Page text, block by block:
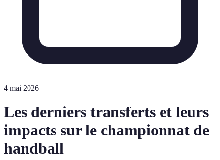
4 mai 2026
Les derniers transferts et leurs
impacts sur le championnat de
handball